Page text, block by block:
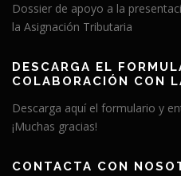
Dossier de apoyo a la
la Asignación Tributaria
DESCARGA EL
COLABORACIÓN CON
Descarga aquí el formulario y
¡Muchas gracias!
CONTACTA CON